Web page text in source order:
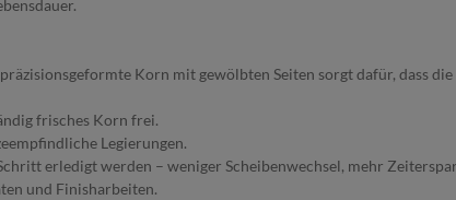
Korn mit gewölbten Seiten sorgt dafür, dass
frisches Korn frei.
Legierungen.
erledigt werden – weniger Scheibenwechsel, mehr
und Finisharbeiten.